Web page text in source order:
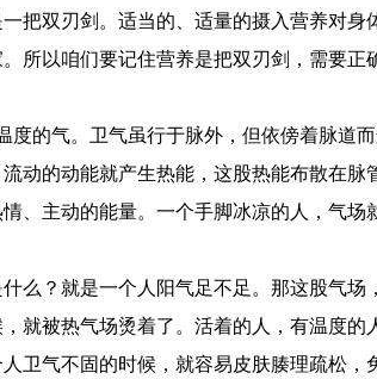
把双刃剑。适当的、适量的摄入营养对
所以咱们要记住营养是把双刃剑，需要正
度的气。卫气虽行于脉外，但依傍着脉道
动的动能就产生热能，这股热能布散在脉
、主动的能量。一个手脚冰凉的人，气场
么？就是一个人阳气足不足。那这股气
就被热气场烫着了。活着的人，有温度的
卫气不固的时候，就容易皮肤腠理疏松，